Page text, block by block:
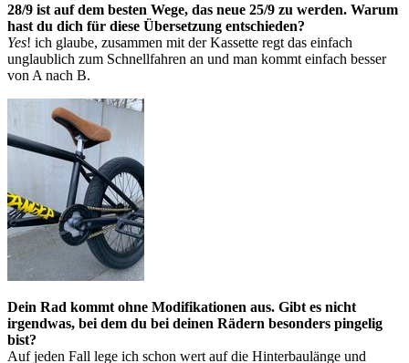
28/9 ist auf dem besten Wege, das neue 25/9 zu werden. Warum
hast du dich für diese Übersetzung entschieden?
Yes! ich glaube, zusammen mit der Kassette regt das einfach
unglaublich zum Schnellfahren an und man kommt einfach besser
von A nach B.
Dein Rad kommt ohne Modifikationen aus. Gibt es nicht
irgendwas, bei dem du bei deinen Rädern besonders pingelig
bist?
Auf jeden Fall lege ich schon wert auf die Hinterbaulänge und